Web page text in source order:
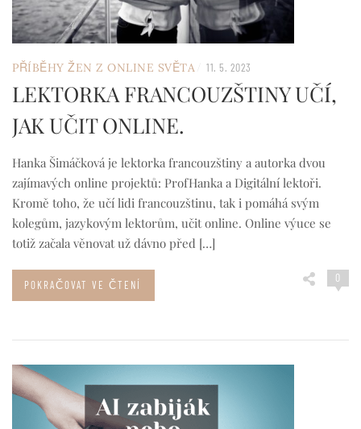
PŘÍBĚHY ŽEN Z ONLINE SVĚTA 11. 5. 2023
LEKTORKA FRANCOUZŠTINY UČÍ,
JAK UČIT ONLINE.
Hanka Šimáčková je lektorka francouzštiny a autorka dvou
zajímavých online projektů: ProfHanka a Digitální lektoři.
Kromě toho, že učí lidi francouzštinu, tak i pomáhá svým
kolegům, jazykovým lektorům, učit online. Online výuce se
totiž začala věnovat už dávno před […]
0
POKRAČOVAT VE ČTENÍ